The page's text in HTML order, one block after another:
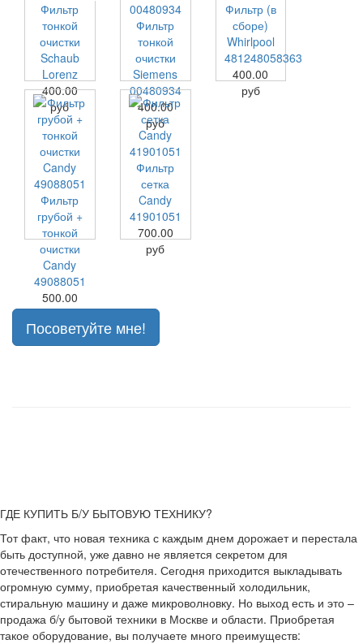
Фильтр
тонкой
очистки
Schaub
Lorenz
400.00
руб
Фильтр
тонкой
очистки
Siemens
00480934
400.00
руб
Фильтр (в
сборе)
Whirlpool
481248058363
400.00
руб
Фильтр
грубой +
тонкой
очистки
Candy
49088051
500.00
руб
Фильтр
сетка
Candy
41901051
700.00
руб
Посоветуйте мне!
ГДЕ КУПИТЬ Б/У БЫТОВУЮ ТЕХНИКУ?
Тот факт, что новая техника с каждым днем дорожает и перестала
быть доступной, уже давно не является секретом для
отечественного потребителя. Сегодня приходится выкладывать
огромную сумму, приобретая качественный холодильник,
стиральную машину и даже микроволновку. Но выход есть и это –
продажа б/у бытовой техники в Москве и области. Приобретая
такое оборудование, вы получаете много преимуществ: